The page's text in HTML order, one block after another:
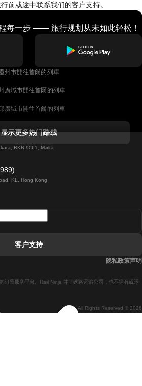
前或途中联系我们的客户支持。
每一步 —— 旅行规划从未如此轻松！
州市開往首爾的列車
廣域市開往首爾的列車
廣域市開往首爾的列車
柏林開往戈尔韦的列車
馬開往拿坡里的列車
里開往巴塞罗那的列車
显示更多热门路线
BKR 9061, Malta
KL, Hong Kong
All Rights Reserved © 2026
订票服务平台。Rail Ninja 并非铁路运输公司，也不拥有或运
客户支持
隐私政策声明